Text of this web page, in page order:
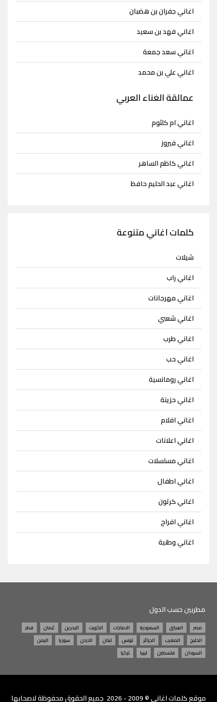
اغاني جفران بن هضبان
اغاني فهد بن سعيد
اغاني سعد جمعة
اغاني علي بن محمد
عمالقة الغناء العربي
اغاني ام كلثوم
اغاني فيروز
اغاني كاظم الساهر
اغاني عبد الحليم حافظ
كلمات اغاني متنوعة
شيلات
اغاني راب
اغاني مهرجانات
اغاني شعبي
اغاني طرب
اغاني حب
اغاني رومانسية
اغاني حزينة
اغاني افلام
اغاني اعلانات
اغاني مسلسلات
اغاني اطفال
اغاني كرتون
اغاني افراح
اغاني وطنية
مطربين حسب الدول
مصر العراق السعودية الامارات الكويت البحرين عُمان
قطر
الخليج
المغرب الجزائر تونس لبنان الاردن سوريا
اليمن
السودان
فلسطين ليبيا تركيا
موقعكلمات اغاني
© 2009 - 2026 جميع الحقوق محفوظة لاصحابها